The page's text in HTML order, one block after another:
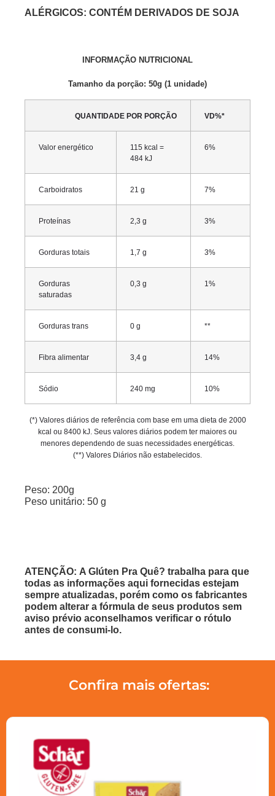
ALÉRGICOS: CONTÉM DERIVADOS DE SOJA
INFORMAÇÃO NUTRICIONAL
Tamanho da porção: 50g (1 unidade)
QUANTIDADE POR PORÇÃO VD%*
Valor energético
115 kcal =
484 kJ
6%
Carboidratos 21 g 7%
Proteínas 2,3 g 3%
Gorduras totais 1,7 g 3%
Gorduras
saturadas
0,3 g 1%
Gorduras trans 0 g **
Fibra alimentar 3,4 g 14%
Sódio 240 mg 10%
(*) Valores diários de referência com base em uma dieta de 2000
kcal ou 8400 kJ. Seus valores diários podem ter maiores ou
menores dependendo de suas necessidades energéticas.
(**) Valores Diários não estabelecidos.
Peso: 200g
Peso unitário: 50 g
ATENÇÃO: A Glúten Pra Quê? trabalha para que
todas as informações aqui fornecidas estejam
sempre atualizadas, porém como os fabricantes
podem alterar a fórmula de seus produtos sem
aviso prévio aconselhamos verificar o rótulo
antes de consumi-lo.
Confira mais ofertas: